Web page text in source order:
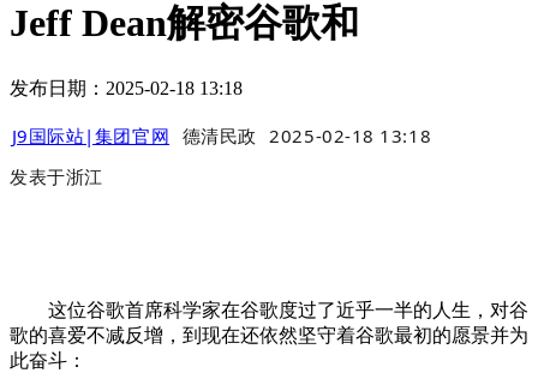
Jeff Dean解密谷歌和
发布日期：2025-02-18 13:18
J9国际站|集团官网 德清民政
2025-02-18 13:18
发表于浙江
这位谷歌首席科学家在谷歌度过了近乎一半的人生，对谷
歌的喜爱不减反增，到现在还依然坚守着谷歌最初的愿景并为
此奋斗：